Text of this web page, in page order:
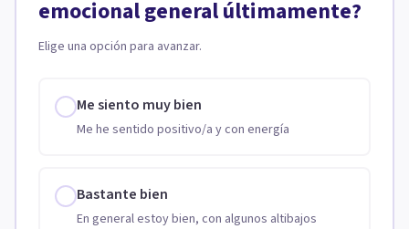
emocional general últimamente?
Elige una opción para avanzar.
Me siento muy bien
Me he sentido positivo/a y con energía
Bastante bien
En general estoy bien, con algunos altibajos